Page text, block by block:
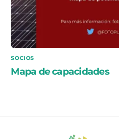
SOCIOS
Mapa de capacidades